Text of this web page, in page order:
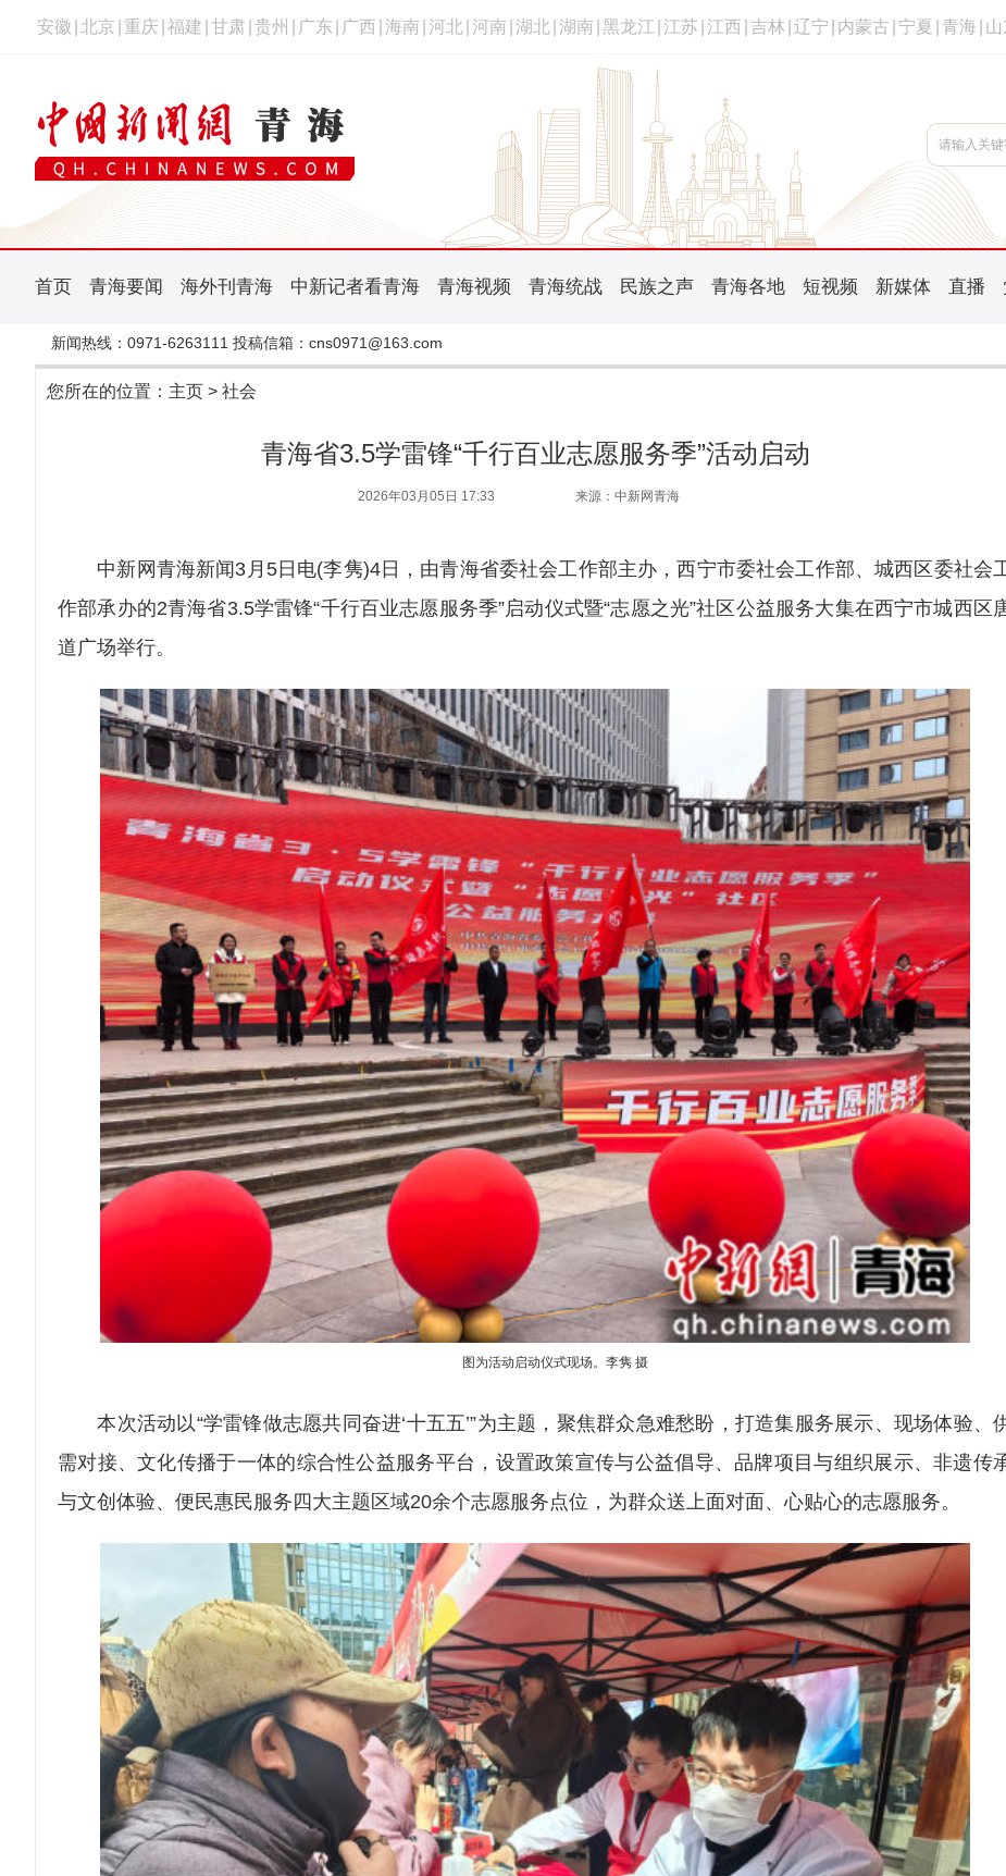
安徽 北京 重庆 福建 甘肃 贵州 广东 广西 海南 河北 河南 湖北 湖南 黑龙江 江苏 江西 吉林 辽宁 内蒙古 宁夏 青海 山
首页 青海要闻 海外刊青海 中新记者看青海 青海视频 青海统战 民族之声 青海各地 短视频 新媒体 直播
新闻热线：0971-6263111 投稿信箱：cns0971@163.com
您所在的位置： 主页 > 社会
青海省3.5学雷锋“千行百业志愿服务季”活动启动
2026年03月05日 17:33 来源：中新网青海
中新网青海新闻3月5日电(李隽)4日，由青海省委社会工作部主办，西宁市委社会工作部、城西区委社会
作部承办的2青海省3.5学雷锋“千行百业志愿服务季”启动仪式暨“志愿之光”社区公益服务大集在西宁市城西区
道广场举行。
图为活动启动仪式现场。李隽 摄
本次活动以“学雷锋做志愿共同奋进‘十五五’”为主题，聚焦群众急难愁盼，打造集服务展示、现场体验、
需对接、文化传播于一体的综合性公益服务平台，设置政策宣传与公益倡导、品牌项目与组织展示、非遗传
与文创体验、便民惠民服务四大主题区域20余个志愿服务点位，为群众送上面对面、心贴心的志愿服务。